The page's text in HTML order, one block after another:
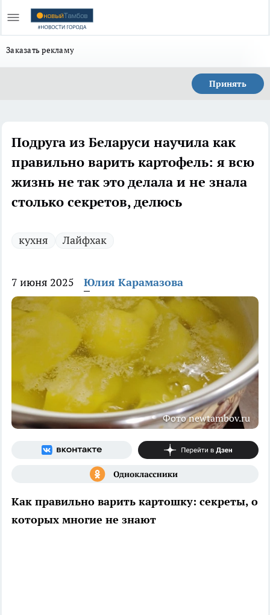
Заказать рекламу
Принять
Подруга из Беларуси научила как
правильно варить картофель: я всю
жизнь не так это делала и не знала
столько секретов, делюсь
кухня Лайфхак
7 июня 2025 Юлия Карамазова
Фото newtambov.ru
Как правильно варить картошку: секреты, о
которых многие не знают